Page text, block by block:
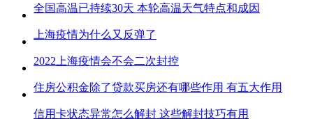
全国高温已持续30天 本轮高温天气特点和成因
上海疫情为什么又反弹了
2022上海疫情会不会二次封控
住房公积金除了贷款买房还有哪些作用 有五大作用
信用卡状态异常怎么解封 这些解封技巧有用